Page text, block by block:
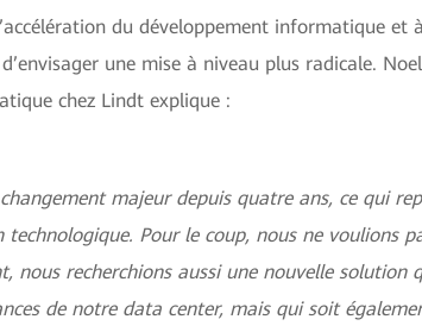
du développement informatique et
une mise à niveau plus radicale.
chez Lindt explique :
majeur depuis quatre ans, ce qui
Pour le coup, nous ne voulions
nous recherchions aussi une nouvelle solution
de notre data center, mais qui soit